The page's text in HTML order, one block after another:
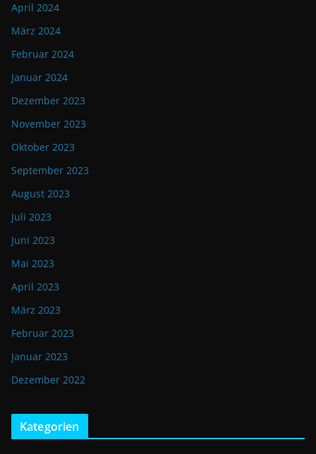
April 2024
März 2024
Februar 2024
Januar 2024
Dezember 2023
November 2023
Oktober 2023
September 2023
August 2023
Juli 2023
Juni 2023
Mai 2023
April 2023
März 2023
Februar 2023
Januar 2023
Dezember 2022
Kategorien